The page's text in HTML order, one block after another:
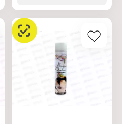
Серия: Club
Тип товара: Освежитель
воздуха
Название: "Мохито"
Форма выпуска:
Объем: 300 мл